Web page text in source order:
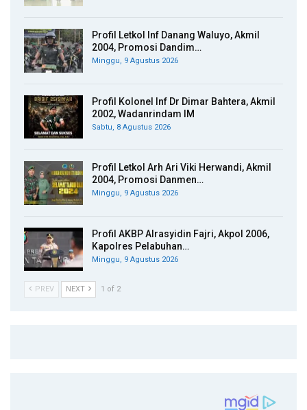
Profil Letkol Inf Danang Waluyo, Akmil
2004, Promosi Dandim…
Minggu, 9 Agustus 2026
Profil Kolonel Inf Dr Dimar Bahtera, Akmil
2002, Wadanrindam IM
Sabtu, 8 Agustus 2026
Profil Letkol Arh Ari Viki Herwandi, Akmil
2004, Promosi Danmen…
Minggu, 9 Agustus 2026
Profil AKBP Alrasyidin Fajri, Akpol 2006,
Kapolres Pelabuhan…
Minggu, 9 Agustus 2026
PREV NEXT 1 of 2